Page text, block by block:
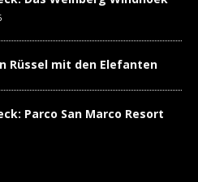
Rüssel mit den Elefanten
Parco San Marco Resort